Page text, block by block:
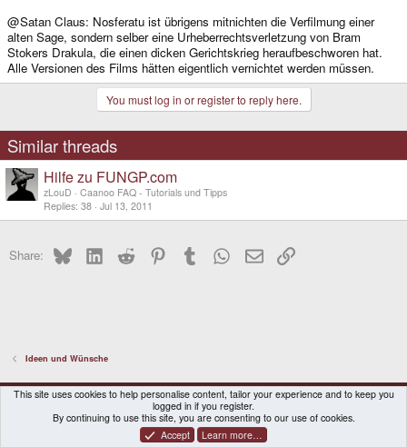
@Satan Claus: Nosferatu ist übrigens mitnichten die Verfilmung einer
alten Sage, sondern selber eine Urheberrechtsverletzung von Bram
Stokers Drakula, die einen dicken Gerichtskrieg heraufbeschworen hat.
Alle Versionen des Films hätten eigentlich vernichtet werden müssen.
You must log in or register to reply here.
Similar threads
Hilfe zu FUNGP.com
zLouD
Caanoo FAQ - Tutorials und Tipps
Replies 38 Jul 13, 2011
Share: BlueskyLinkedInReddit PinterestTumblr WhatsApp
EmailLink
Ideen und Wünsche
DragonBox Pyra
English (US)
Contact us
Terms and rules Privacy policy Help Home
®
This site uses cookies to help personalise content, tailor your experience and to keep you
logged in if you register.
By continuing to use this site, you are consenting to our use of cookies.
Accept
Learn more…